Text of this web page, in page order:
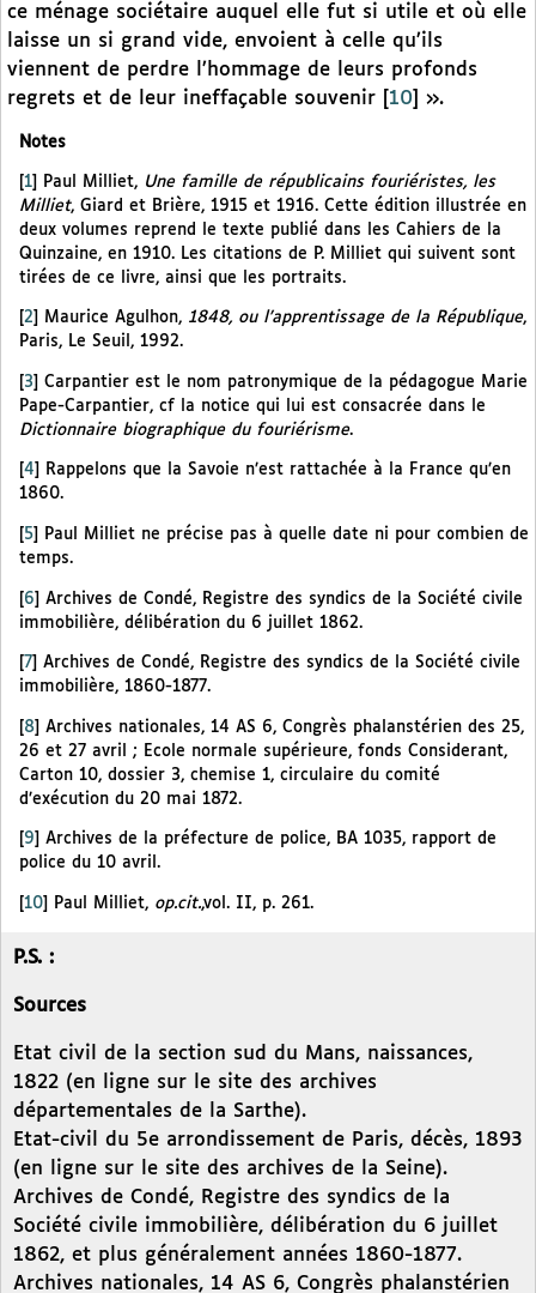
ce ménage sociétaire auquel elle fut si utile et où elle
laisse un si grand vide, envoient à celle qu’ils
viennent de perdre l’hommage de leurs profonds
regrets et de leur ineffaçable souvenir
10 ».
Notes
[1] Paul Milliet, Une famille de républicains fouriéristes, les
Milliet, Giard et Brière, 1915 et 1916. Cette édition illustrée en
deux volumes reprend le texte publié dans les Cahiers de la
Quinzaine, en 1910. Les citations de P. Milliet qui suivent sont
tirées de ce livre, ainsi que les portraits.
2 Maurice Agulhon, 1848, ou l’apprentissage de la République,
Paris, Le Seuil, 1992.
[3] Carpantier est le nom patronymique de la pédagogue Marie
Pape-Carpantier, cf la notice qui lui est consacrée dans le
Dictionnaire biographique du fouriérisme.
4
Rappelons que la Savoie n’est rattachée à la France qu’en
1860.
5
Paul Milliet ne précise pas à quelle date ni pour combien de
temps.
[6] Archives de Condé, Registre des syndics de la Société civile
immobilière, délibération du 6 juillet 1862.
7
Archives de Condé, Registre des syndics de la Société civile
immobilière, 1860-1877.
[8] Archives nationales, 14 AS 6, Congrès phalanstérien des 25,
26 et 27 avril ; Ecole normale supérieure, fonds Considerant,
Carton 10, dossier 3, chemise 1, circulaire du comité
d’exécution du 20 mai 1872.
9
Archives de la préfecture de police, BA 1035, rapport de
police du 10 avril.
10 Paul Milliet, op.cit.,vol. II, p. 261.
P.S. :
Sources
Etat civil de la section sud du Mans, naissances,
1822 (en ligne sur le site des archives
départementales de la Sarthe).
Etat-civil du 5e arrondissement de Paris, décès, 1893
(en ligne sur le site des archives de la Seine).
Archives de Condé, Registre des syndics de la
Société civile immobilière, délibération du 6 juillet
1862, et plus généralement années 1860-1877.
Archives nationales, 14 AS 6, Congrès phalanstérien